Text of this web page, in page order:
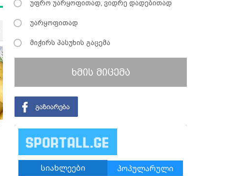
უფრო უარყოფითად, ვიდრე დადებითად
უარყოფითად
მიჭირს პასუხის გაცემა
ხმის მიცემა